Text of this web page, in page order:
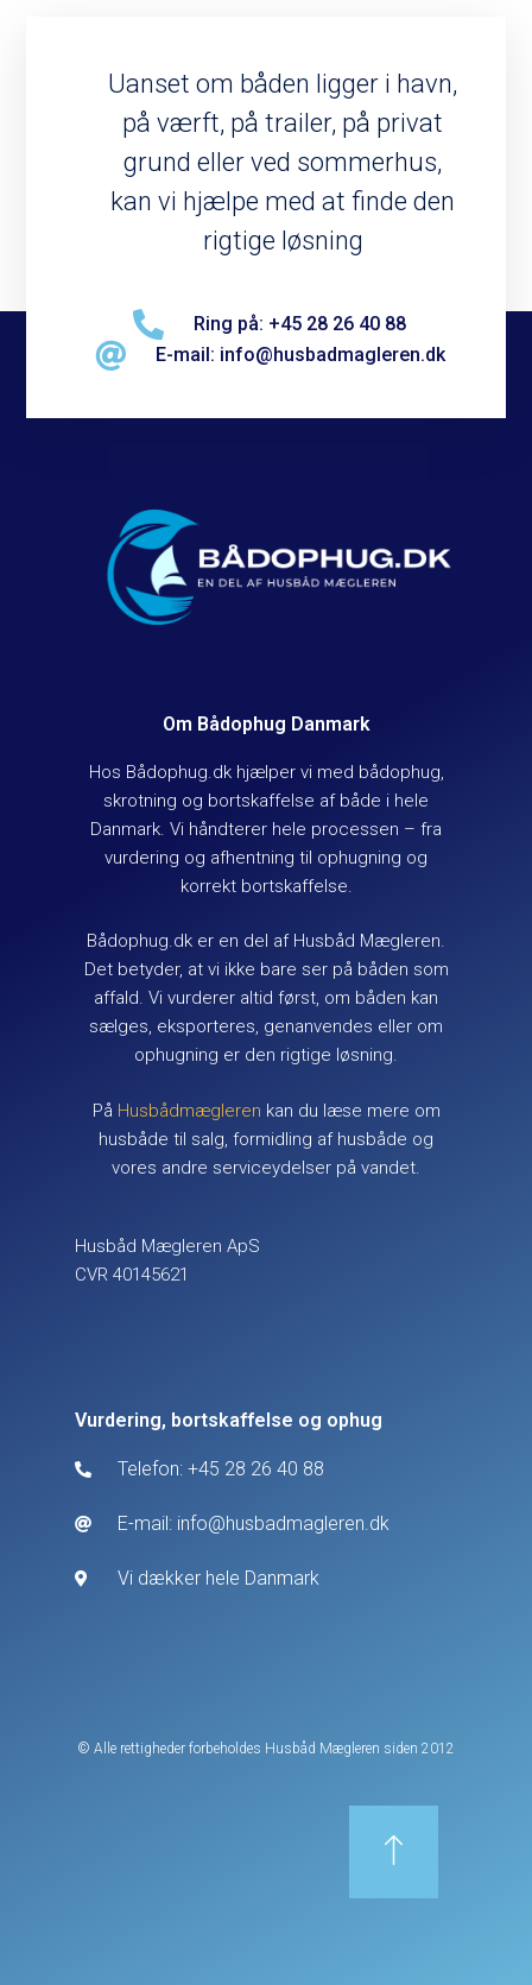
Uanset om båden ligger i havn,
på værft, på trailer, på privat
grund eller ved sommerhus,
kan vi hjælpe med at finde den
rigtige løsning
Ring på: +45 28 26 40 88
E-mail: info@husbadmagleren.dk
Om Bådophug Danmark
Hos Bådophug.dk hjælper vi med bådophug,
skrotning og bortskaffelse af både i hele
Danmark. Vi håndterer hele processen – fra
vurdering og afhentning til ophugning og
korrekt bortskaffelse.
Bådophug.dk er en del af Husbåd Mægleren.
Det betyder, at vi ikke bare ser på båden som
affald. Vi vurderer altid først, om båden kan
sælges, eksporteres, genanvendes eller om
ophugning er den rigtige løsning.
På Husbådmægleren kan du læse mere om
husbåde til salg, formidling af husbåde og
vores andre serviceydelser på vandet.
Husbåd Mægleren ApS
CVR 40145621
Vurdering, bortskaffelse og ophug
Telefon: +45 28 26 40 88
E-mail: info@husbadmagleren.dk
Vi dækker hele Danmark
© Alle rettigheder forbeholdes Husbåd Mægleren siden 2012